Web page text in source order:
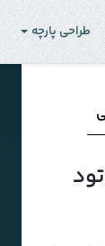
طراحی پارچه